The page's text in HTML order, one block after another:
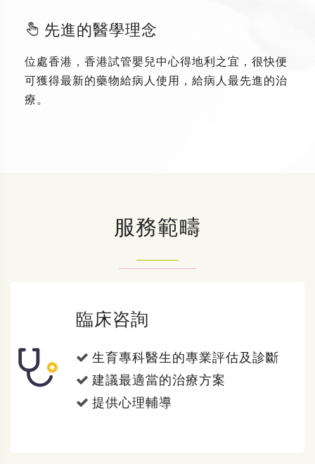
先進的醫學理念
位處香港，香港試管嬰兒中心得地利之宜，很快便
可獲得最新的藥物給病人使用，給病人最先進的治
療。
服務範疇
臨床咨詢
生育專科醫生的專業評估及診斷
建議最適當的治療方案
提供心理輔導